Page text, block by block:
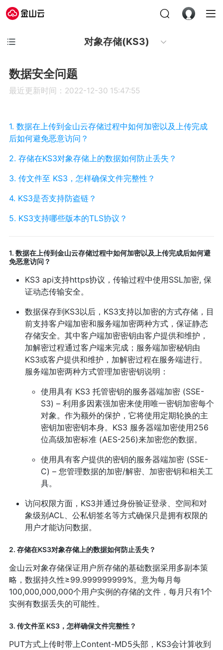
对象存储(KS3)
数据安全问题
最近更新时间：2022-12-30 15:47:55
1. 数据在上传到金山云存储过程中如何加密以及上传完成
后如何避免恶意访问？
2. 存储在KS3对象存储上的数据如何防止丢失？
3. 传文件至 KS3，怎样确保文件完整性？
4. KS3是否支持防盗链？
5. KS3支持哪些版本的TLS协议？
1. 数据在上传到金山云存储过程中如何加密以及上传完成后如何避
免恶意访问？
KS3 api支持https协议，传输过程中使用SSL加密, 保
证动态传输安全。
数据保存到KS3以后，KS3支持以加密的方式存储，目
前支持客户端加密和服务端加密两种方式，保证静态
存储安全。其中客户端加密密钥由客户提供和维护，
加解密过程通过客户端来完成；服务端加密秘钥由
KS3或客户提供和维护，加解密过程在服务端进行。
服务端加密两种方式管理加密密钥说明：
使用具有 KS3 托管密钥的服务器端加密 (SSE-
S3) – 利用多因素强加密来使用唯一密钥加密每个
对象。作为额外的保护，它将使用定期轮换的主
密钥加密密钥本身。KS3 服务器端加密使用256
位高级加密标准 (AES-256)来加密您的数据。
使用具有客户提供的密钥的服务器端加密 (SSE-
C) – 您管理数据的加密/解密、加密密钥和相关工
具。
访问权限方面，KS3并通过身份验证登录、空间和对
象级别ACL、公私钥签名等方式确保只是拥有权限的
用户才能访问数据。
2. 存储在KS3对象存储上的数据如何防止丢失？
金山云对象存储保证用户所存储的基础数据采用多副本策
略，数据持久性≥99.999999999%。意为每月每
100,000,000,000个用户实例的存储的文件，每月只有1个
实例有数据丢失的可能性。
3. 传文件至 KS3，怎样确保文件完整性？
PUT方式上传时带上Content-MD5头部，KS3会计算收到